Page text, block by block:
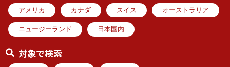
アメリカ カナダ スイス オーストラリア
ニュージーランド 日本国内
対象で検索